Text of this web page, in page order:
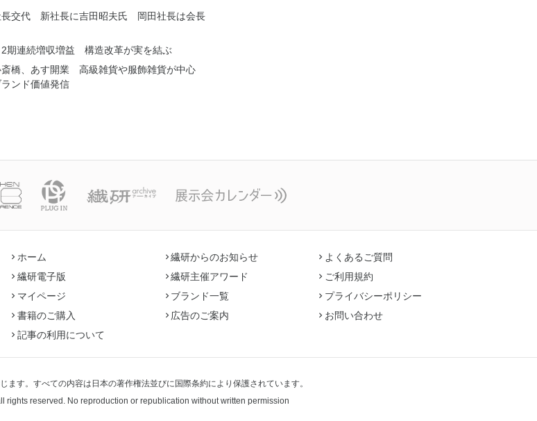
長交代 新社長に吉田昭夫氏 岡田社長は会長
2期連続増収増益 構造改革が実を結ぶ
斎橋、あす開業 高級雑貨や服飾雑貨が中心
ンド価値発信
ホーム
繊研電子版
マイページ
書籍のご購入
記事の利用について
繊研からのお知らせ
繊研主催アワード
ブランド一覧
広告のご案内
よくあるご質問
ご利用規約
プライバシーポリシー
お問い合わせ
ます。すべての内容は日本の著作権法並びに国際条約により保護されています。
rights reserved. No reproduction or republication without written permission